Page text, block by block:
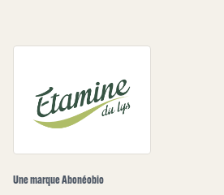
Une marque Abonéobio